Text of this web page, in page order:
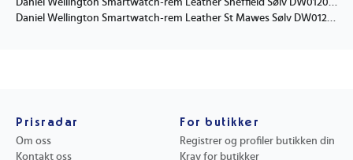
Prisradar
Om oss
Kontakt oss
For butikker
Registrer og profiler butikken din
Krav for butikker